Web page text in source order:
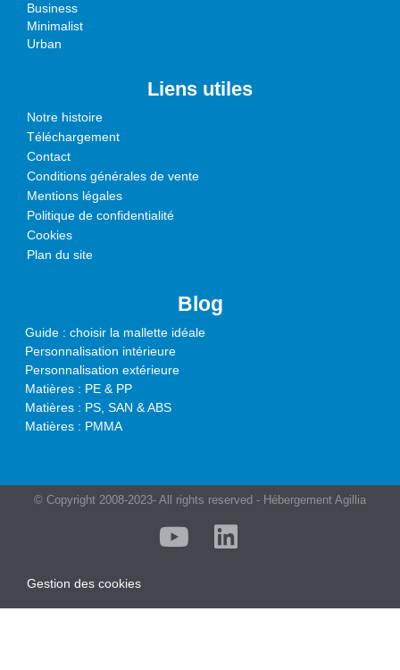
Business
Minimalist
Urban
Liens utiles
Notre histoire
Téléchargement
Contact
Conditions générales de vente
Mentions légales
Politique de confidentialité
Cookies
Plan du site
Blog
Guide : choisir la mallette idéale
Personnalisation intérieure
Personnalisation extérieure
Matières : PE & PP
Matières : PS, SAN & ABS
Matières : PMMA
© Copyright 2008-2023- All rights reserved - Hébergement Agillia
Gestion des cookies